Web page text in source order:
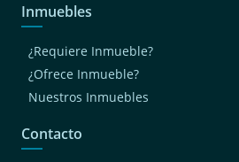
Inmuebles
¿Requiere Inmueble?
¿Ofrece Inmueble?
Nuestros Inmuebles
Contacto